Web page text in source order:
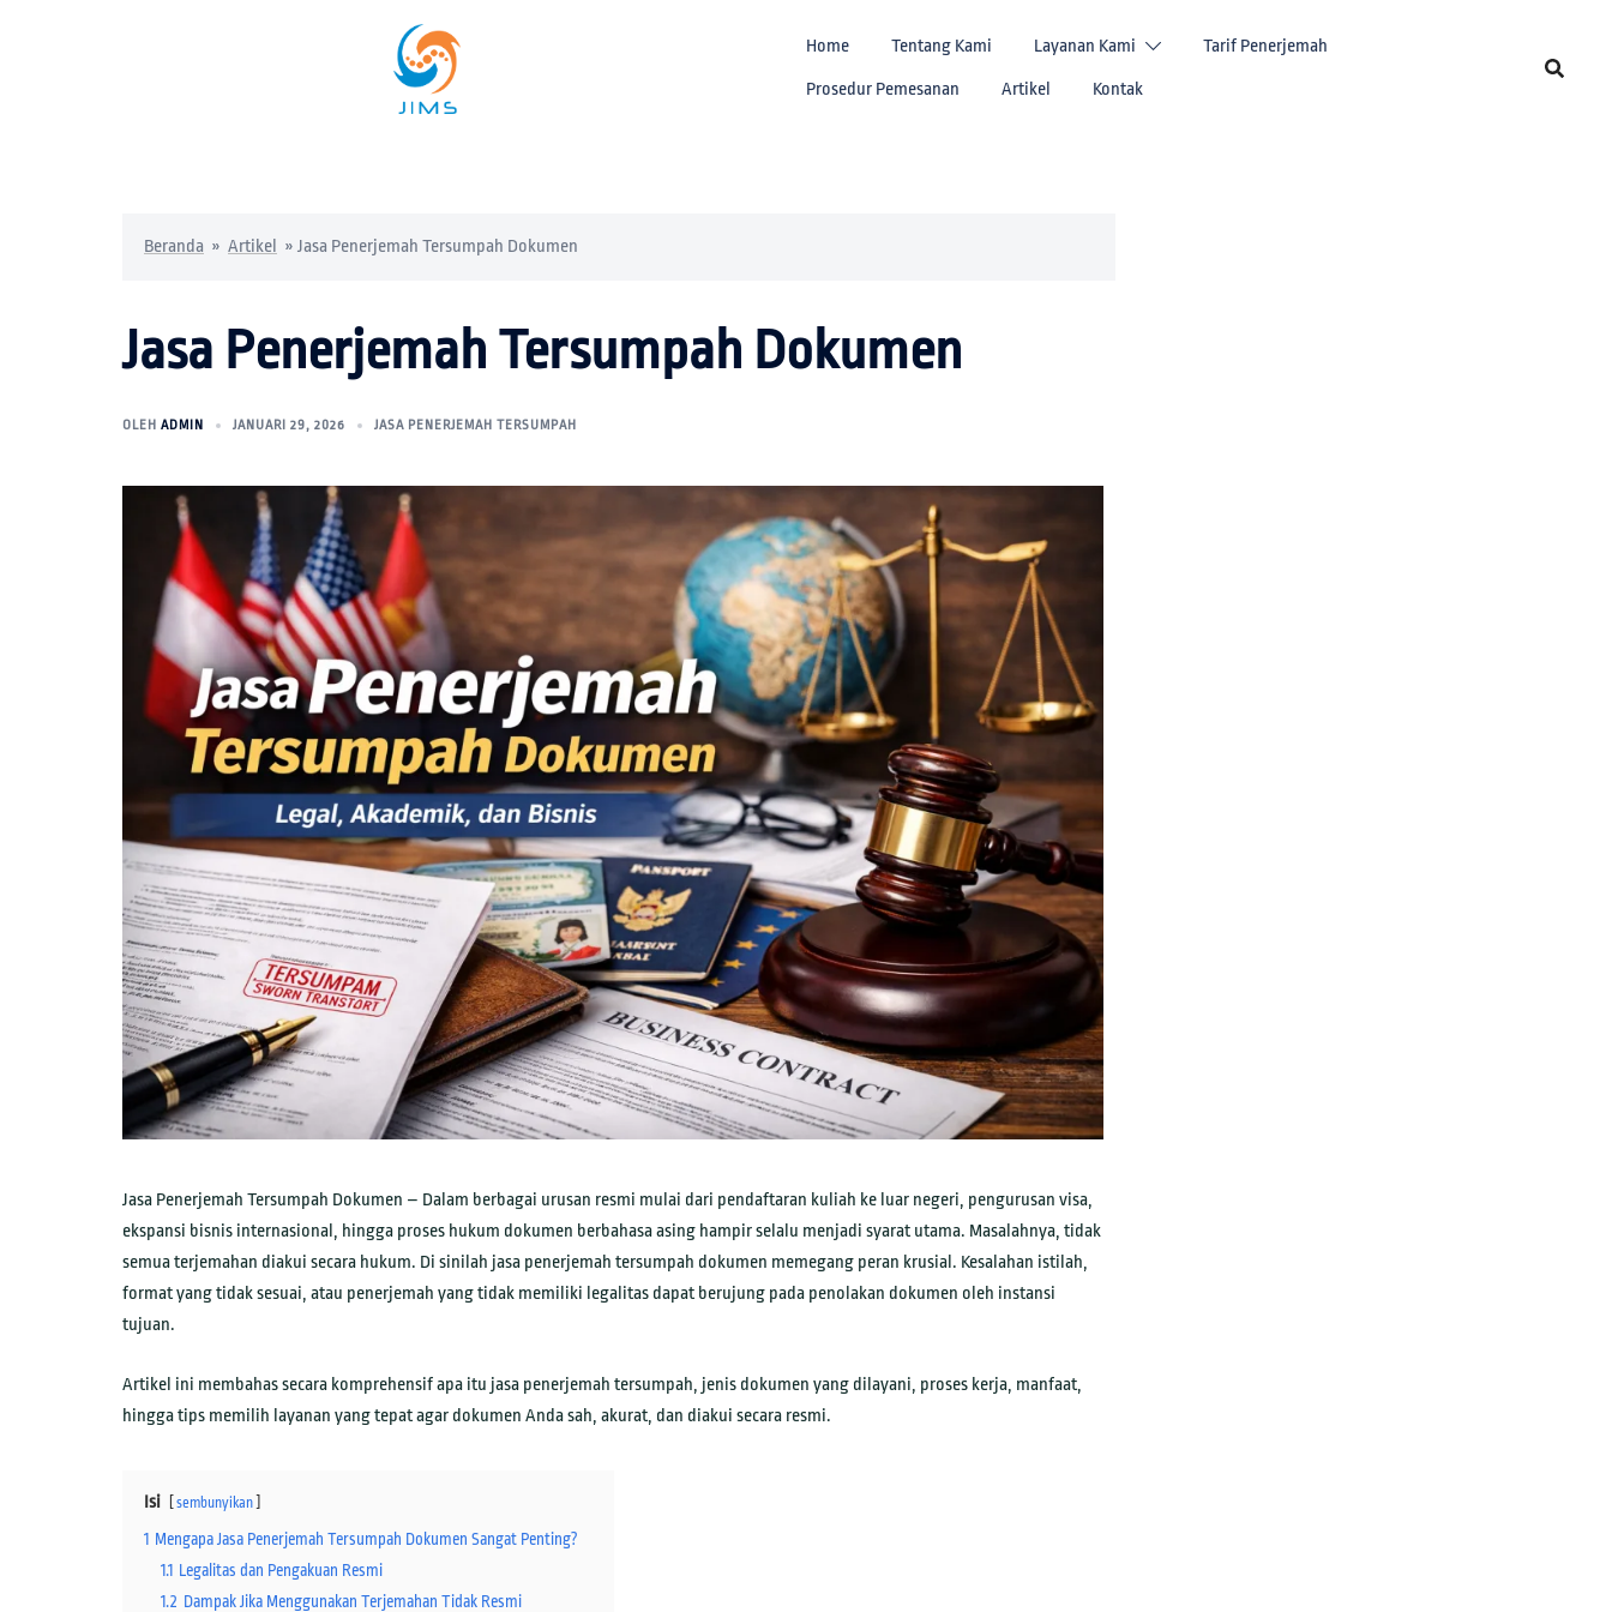
Home Tentang Kami Layanan Kami Tarif Penerjemah
Prosedur Pemesanan Artikel Kontak
Beranda » Artikel » Jasa Penerjemah Tersumpah Dokumen
Jasa Penerjemah Tersumpah Dokumen
OLEH ADMIN JANUARI 29, 2026 JASA PENERJEMAH TERSUMPAH
Jasa Penerjemah Tersumpah Dokumen – Dalam berbagai urusan resmi mulai dari pendaftaran kuliah ke luar negeri, pengurusan visa,
ekspansi bisnis internasional, hingga proses hukum dokumen berbahasa asing hampir selalu menjadi syarat utama. Masalahnya, tidak
semua terjemahan diakui secara hukum. Di sinilah jasa penerjemah tersumpah dokumen memegang peran krusial. Kesalahan istilah,
format yang tidak sesuai, atau penerjemah yang tidak memiliki legalitas dapat berujung pada penolakan dokumen oleh instansi
tujuan.
Artikel ini membahas secara komprehensif apa itu jasa penerjemah tersumpah, jenis dokumen yang dilayani, proses kerja, manfaat,
hingga tips memilih layanan yang tepat agar dokumen Anda sah, akurat, dan diakui secara resmi.
Isi sembunyikan
1 Mengapa Jasa Penerjemah Tersumpah Dokumen Sangat Penting?
1.1 Legalitas dan Pengakuan Resmi
1.2 Dampak Jika Menggunakan Terjemahan Tidak Resmi